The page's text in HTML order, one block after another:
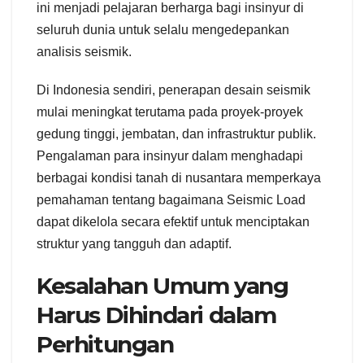
ini menjadi pelajaran berharga bagi insinyur di
seluruh dunia untuk selalu mengedepankan
analisis seismik.
Di Indonesia sendiri, penerapan desain seismik
mulai meningkat terutama pada proyek-proyek
gedung tinggi, jembatan, dan infrastruktur publik.
Pengalaman para insinyur dalam menghadapi
berbagai kondisi tanah di nusantara memperkaya
pemahaman tentang bagaimana Seismic Load
dapat dikelola secara efektif untuk menciptakan
struktur yang tangguh dan adaptif.
Kesalahan Umum yang
Harus Dihindari dalam
Perhitungan